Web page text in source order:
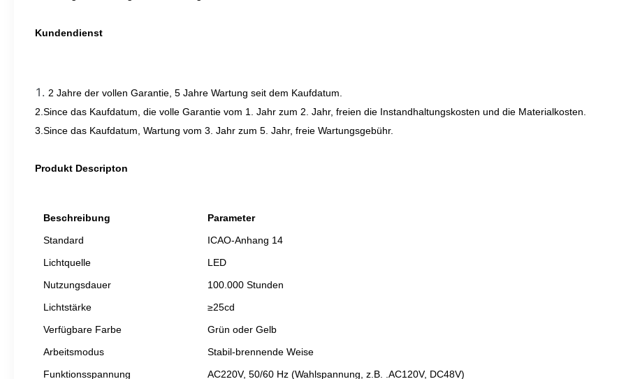
Kundendienst
1. 2 Jahre der vollen Garantie, 5 Jahre Wartung seit dem Kaufdatum.
2.Since das Kaufdatum, die volle Garantie vom 1. Jahr zum 2. Jahr, freien die Instandhaltungskosten und die Materialkosten.
3.Since das Kaufdatum, Wartung vom 3. Jahr zum 5. Jahr, freie Wartungsgebühr.
Produkt Descripton
Beschreibung
Parameter
Standard
ICAO-Anhang 14
Lichtquelle
LED
Nutzungsdauer
100.000 Stunden
Lichtstärke
≥25cd
Verfügbare Farbe
Grün oder Gelb
Arbeitsmodus
Stabil-brennende Weise
Funktionsspannung
AC220V, 50/60 Hz (Wahlspannung, z.B. .AC120V, DC48V)